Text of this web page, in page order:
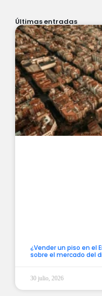
Últimas entradas
¿Vender un piso en el
sobre el mercado del
30 julio, 2026